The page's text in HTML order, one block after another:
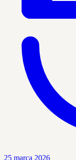
25 marca 2026